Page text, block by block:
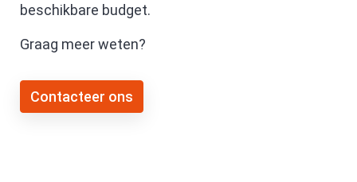
beschikbare budget.
Graag meer weten?
Contacteer ons